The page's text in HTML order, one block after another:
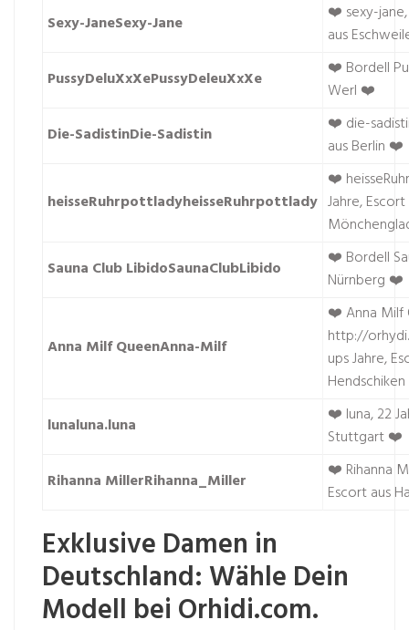
Sexy-JaneSexy-Jane
❤️ sexy-
aus
PussyDeluXxXePussyDeleuXxXe
❤️ Bordell
Werl ❤️
Die-SadistinDie-Sadistin
❤️ die-
aus Berlin ❤️
heisseRuhrpottladyheisseRuhrpottlady
❤️
Jahre, Escort
Sauna Club LibidoSaunaClubLibido
❤️ Bordell
Nürnberg ❤️
Anna Milf QueenAnna-Milf
❤️ Anna Milf
http://
upsJahre,
lunaluna.luna
❤️ luna, 22
Stuttgart ❤️
Rihanna MillerRihanna_Miller
❤️ Rihanna
Escort aus
Exklusive Damen in
Deutschland: Wähle Dein
Modell bei Orhidi.com.